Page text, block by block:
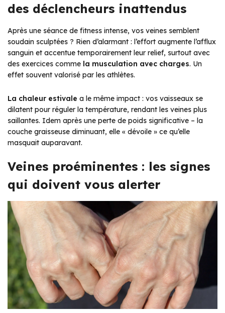
des déclencheurs inattendus
Après une séance de fitness intense, vos veines semblent
soudain sculptées ? Rien d’alarmant : l’effort augmente l’afflux
sanguin et accentue temporairement leur relief, surtout avec
des exercices comme la musculation avec charges. Un
effet souvent valorisé par les athlètes.
La chaleur estivale a le même impact : vos vaisseaux se
dilatent pour réguler la température, rendant les veines plus
saillantes. Idem après une perte de poids significative – la
couche graisseuse diminuant, elle « dévoile » ce qu’elle
masquait auparavant.
Veines proéminentes : les signes
qui doivent vous alerter